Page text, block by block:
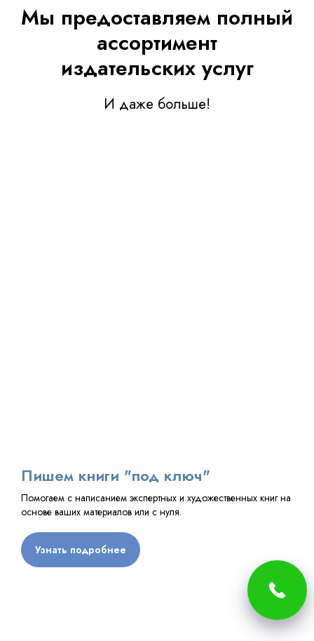
Мы предоставляем полный
ассортимент
издательских услуг
И даже больше!
Пишем книги "под ключ"
Помогаем с написанием экспертных и художественных книг на
основе ваших материалов или с нуля.
Узнать подробнее